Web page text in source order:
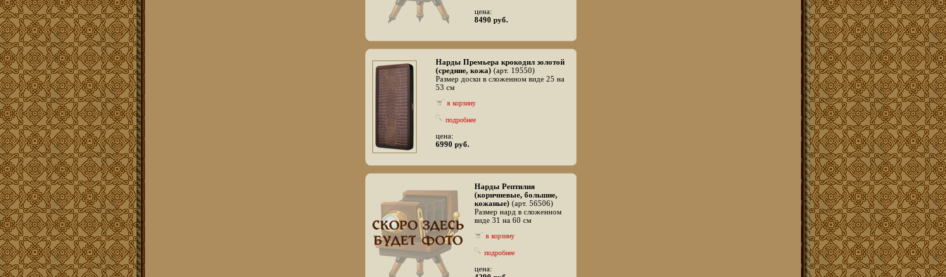
цена:
8490 руб.
Нарды Премьера крокодил золотой
(средние, кожа) (арт. 19550)
Размер доски в сложенном виде 25 на
53 см
в корзину
подробнее
цена:
6990 руб.
Нарды Рептилия
(коричневые, большие,
кожаные) (арт. 56506)
Размер нард в сложенном
виде 31 на 60 см
в корзину
подробнее
цена: